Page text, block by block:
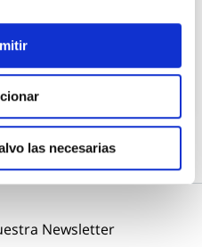
las necesarias
€
carrito
Newsletter